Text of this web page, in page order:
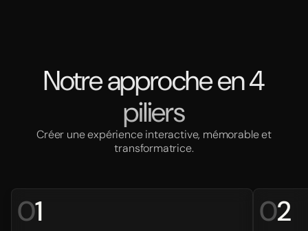
Notre approche en 4
piliers
Créer une expérience interactive, mémorable et
transformatrice.
01 02